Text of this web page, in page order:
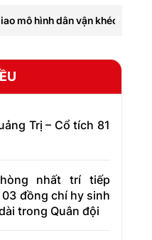
hình dân vận khéo “Kết nối
Trị – Cổ tích 81
nhất trí tiếp
đồng chí hy sinh
trong Quân đội